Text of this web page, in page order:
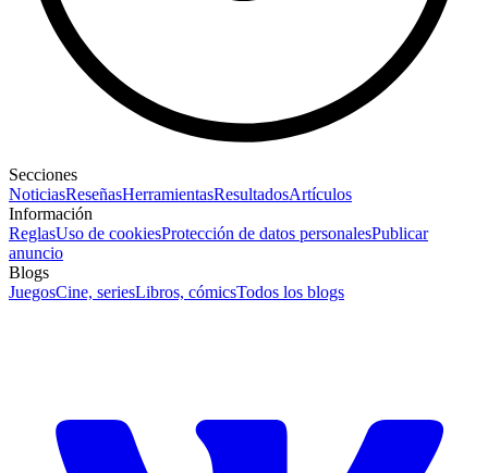
Secciones
NoticiasReseñasHerramientasResultadosArtículos
Información
ReglasUso de cookiesProtección de datos personalesPublicar
anuncio
Blogs
JuegosCine, seriesLibros, cómicsTodos los blogs